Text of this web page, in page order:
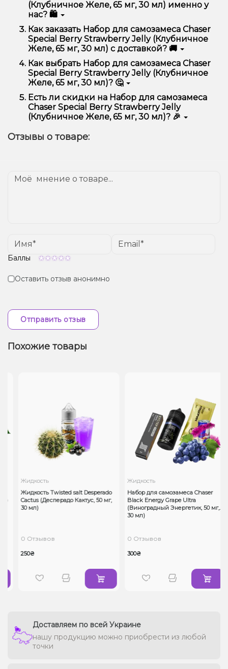
использования и надежностью.
(Клубничное Желе, 65 мг, 30 мл) именно у
нас? 🛍️
Мы предлагаем только оригинальную продукцию,
широкий ассортимент, выгодные цены и быструю
доставку. Кроме того, у нас регулярные акции и
скидки для клиентов!
Как заказать Набор для самозамеса Chaser
Special Berry Strawberry Jelly (Клубничное
Желе, 65 мг, 30 мл) с доставкой? 🚚
Оформить заказ можно в несколько кликов:
Добавьте Набор для самозамеса Chaser
Special Berry Strawberry Jelly (Клубничное
Желе, 65 мг, 30 мл) в корзину.
Перейдите к оформлению заказа.
Выберите удобный способ оплаты и
доставки.
Подтвердите заказ – мы быстро отправим его
вам!
Как выбрать Набор для самозамеса Chaser
Special Berry Strawberry Jelly (Клубничное
Желе, 65 мг, 30 мл)? 🤔
Выбор зависит от ваших предпочтений – например,
если это кальян, учитывайте размер, материал и тип
чаши, если вейп – мощность и вкус. Наши
менеджеры помогут подобрать идеальный вариант.
Есть ли скидки на Набор для самозамеса
Chaser Special Berry Strawberry Jelly
(Клубничное Желе, 65 мг, 30 мл)? 🎉
специальные предложения. Следите за
Отзывы о товаре:
Баллы
Оставить отзыв анонимно
Отправить отзыв
Похожие товары
Жидкость
Жидкость Twisted salt Desperado
Cactus (Десперадо Кактус, 50 мг,
30 мл)
0 Отзывов
250₴
Жидкость
Набор для самозамеса Chaser
Black Energy Grape Ultra
(Виноградный Энергетик, 50 мг,
30 мл)
0 Отзывов
300₴
Доставляем по всей Украине
нашу продукцию можно приобрести из любой
точки